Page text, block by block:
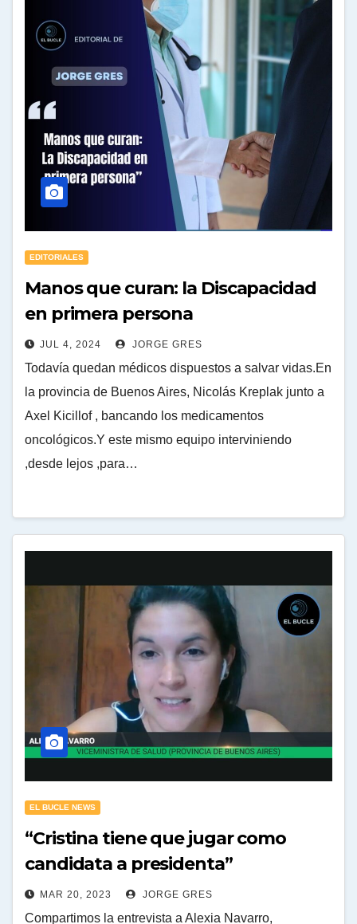
EDITORIALES
Manos que curan: la Discapacidad
en primera persona
JUL 4, 2024 JORGE GRES
Todavía quedan médicos dispuestos a salvar vidas.En
la provincia de Buenos Aires, Nicolás Kreplak junto a
Axel Kicillof , bancando los medicamentos
oncológicos.Y este mismo equipo interviniendo
,desde lejos ,para…
EL BUCLE NEWS
“Cristina tiene que jugar como
candidata a presidenta”
MAR 20, 2023 JORGE GRES
Compartimos la entrevista a Alexia Navarro,